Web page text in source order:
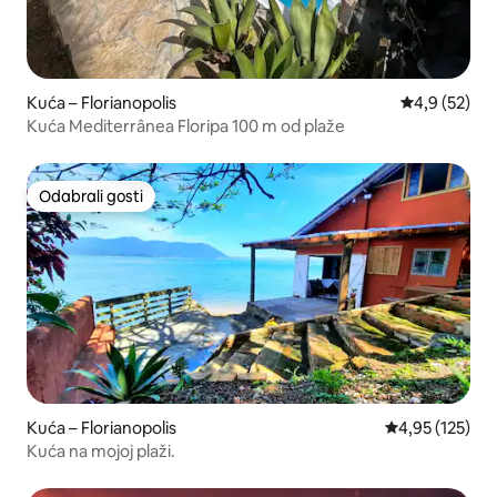
Kuća – Florianopolis Prosječna
4,9 (52)
Kuća Mediterrânea Floripa 100 m od plaže
Odabrali gosti
Odabrali gosti
Kuća – Florianopolis Prosječna
4,95 (125)
Kuća na mojoj plaži.